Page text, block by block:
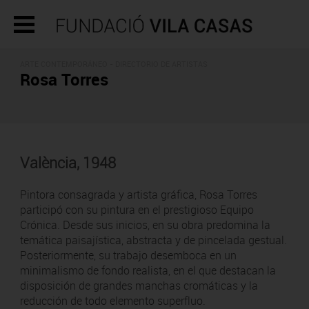
Rosa Torres
València, 1948
Pintora consagrada y artista gráfica, Rosa Torres
participó con su pintura en el prestigioso Equipo
Crónica. Desde sus inicios, en su obra predomina la
temática paisajística, abstracta y de pincelada gestual.
Posteriormente, su trabajo desemboca en un
minimalismo de fondo realista, en el que destacan la
disposición de grandes manchas cromáticas y la
reducción de todo elemento superfluo.